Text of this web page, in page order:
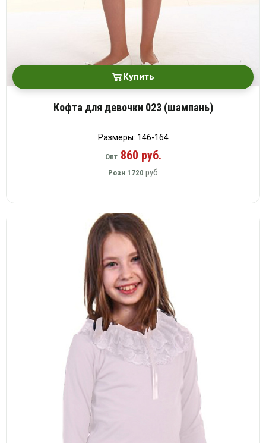
Купить
Кофта для девочки 023 (шампань)
Размеры: 146-164
Опт860 руб.
Розн 1720 руб